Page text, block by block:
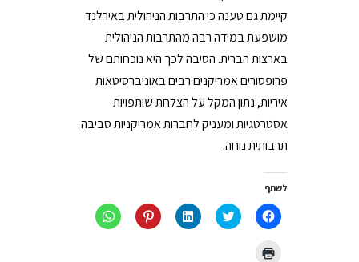
קיימת גם טענה כי התרבות הניהולית באירלנד
מושפעת במידה רבה מהתרבות הניהולית
בארצות הברית. הסיבה לכך היא נוכחותם של
פרופסורים אמריקנים רבים באוניברסיטאות
איריות, נתון המקל על הצלחת שותפויות
אסטרטגיות ומעניק לחברות אמריקניות סביבה
תרבותית נוחה.
לשתף
לחיצה
לשיתוף
לחצו
כדי
לחצו
כדי
לחץ
כדי
לחיצה
לשיתוף